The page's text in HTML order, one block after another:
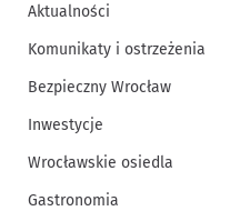
Aktualności
Komunikaty i ostrzeżenia
Bezpieczny Wrocław
Inwestycje
Wrocławskie osiedla
Gastronomia